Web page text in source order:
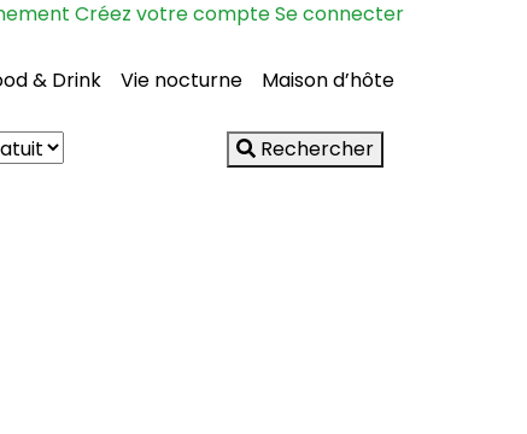
Créez votre compteSe connecter
& Drink Vie nocturne Maison d’hôte
Rechercher